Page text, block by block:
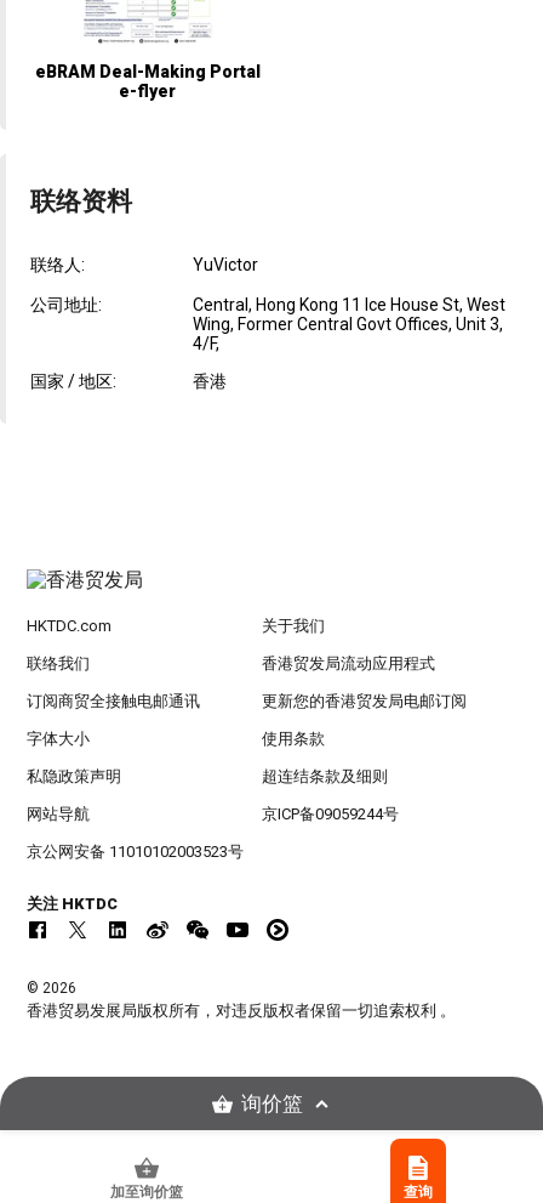
eBRAM Deal-Making Portal
e-flyer
联络资料
联络人: YuVictor
公司地址:
Central, Hong Kong 11 Ice House St, West
Wing, Former Central Govt Offices, Unit 3,
4/F,
国家 / 地区:
香港
加至询价篮 查询
HKTDC.com 关于我们
联络我们 香港贸发局流动应用程式
订阅商贸全接触电邮通讯 更新您的香港贸发局电邮订阅
字体大小 使用条款
私隐政策声明 超连结条款及细则
网站导航 京ICP备09059244号
京公网安备 11010102003523号
关注 HKTDC
© 2026
香港贸易发展局版权所有，对违反版权者保留一切追索权利 。
询价篮